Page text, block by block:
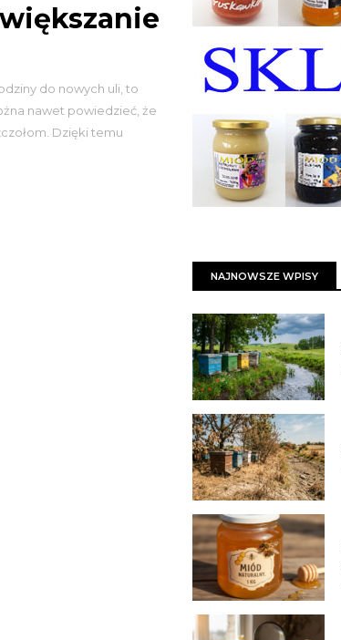
do nowych uli, to
nawet powiedzieć, że
Dzięki temu
NAJNOWSZE WPISY